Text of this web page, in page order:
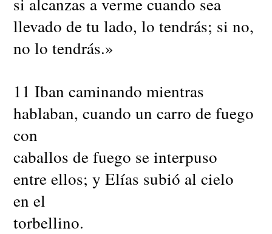
llevado de tu lado, lo tendrás; si no,
no lo tendrás.»
11 Iban caminando mientras
hablaban, cuando un carro de fuego
con
caballos de fuego se interpuso
entre ellos; y Elías subió al cielo
en el
torbellino.